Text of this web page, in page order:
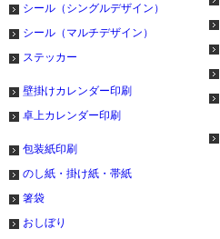
シール（シングルデザイン）
シール（マルチデザイン）
ステッカー
壁掛けカレンダー印刷
卓上カレンダー印刷
包装紙印刷
のし紙・掛け紙・帯紙
箸袋
おしぼり